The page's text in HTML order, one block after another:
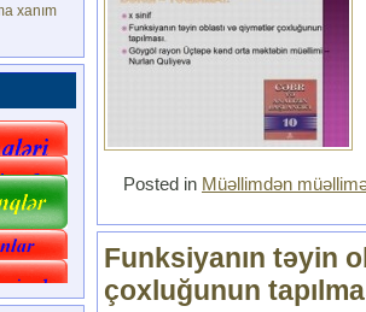
xanım
Posted in Müəllimdən
Funksiyanın təyin
çoxluğunun